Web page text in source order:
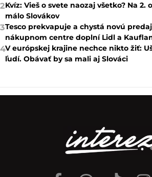
2Kvíz: Vieš o svete naozaj všetko? Na
málo Slovákov
3Tesco prekvapuje a chystá novú
nákupnom centre doplní Lidl a
4V európskej krajine nechce nikto žiť:
ľudí. Obávať by sa mali aj Slováci